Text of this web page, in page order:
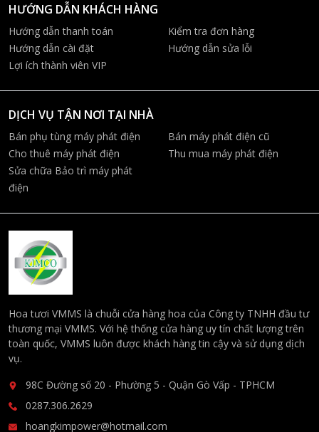
HƯỚNG DẪN KHÁCH HÀNG
Hướng dẫn thanh toán
Kiểm tra đơn hàng
Hướng dẫn cài đặt
Hướng dẫn sửa lỗi
Lợi ích thành viên VIP
DỊCH VỤ TẬN NƠI TẠI NHÀ
Bán phụ tùng máy phát điện
Bán máy phát điện cũ
Cho thuê máy phát điện
Thu mua máy phát điện
Sửa chữa Bảo trì máy phát
điện
Hoa tươi VMMS là chuỗi cửa hàng hoa của Công ty TNHH đầu tư
thương mại VMMS. Với hệ thống cửa hàng uy tín chất lượng trên
toàn quốc, VMMS luôn được khách hàng tin cậy và sử dụng dịch
vụ.
98C Đường số 20 - Phường 5 - Quận Gò Vấp - TPHCM
0287.306.2629
hoangkimpower@hotmail.com